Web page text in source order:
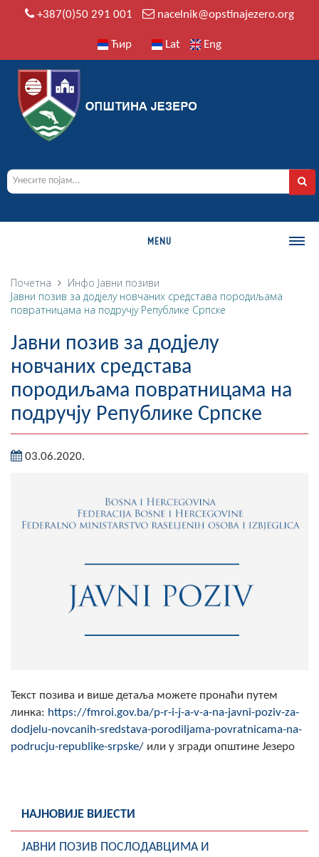
+387(0)50 291 001 nacelnik@opstinajezero.org
Ћир Lat Eng
MENU
О ОПШТИНИ
Историја
Географија
Насељена мјеста
Занимљивости
Фотогалерија
О Начелнику
Замјеник начелника
Извјештај о раду начелника
СКУПШТИНА
Службени Гласници
ОПШТИНСКА УПРАВА
Вијести
Активности
Почетна Инфо Јавни позиви
Јавни позив за додјелу новчаних средстава породиљама
повратницама на подручју Републике Српске
Јавни позив за додјелу
новчаних средстава
породиљама повратницама на
подручју Републике Српске
03.06.2020.
Текст позива и више детаља можете пронаћи путем
линка: https://fmroi.gov.ba/p-r-i-j-a-v-a-na-javni-poziv-za-
dodjelu-novcanih-sredstava-porodiljama-povratnicama-na-
podrucju-republike-srpske/ или у згради општине Језеро
НАЈНОВИЈЕ ВИЈЕСТИ
ЈАВНИ ПОЗИВ ПОСЛОДАВЦИМА И